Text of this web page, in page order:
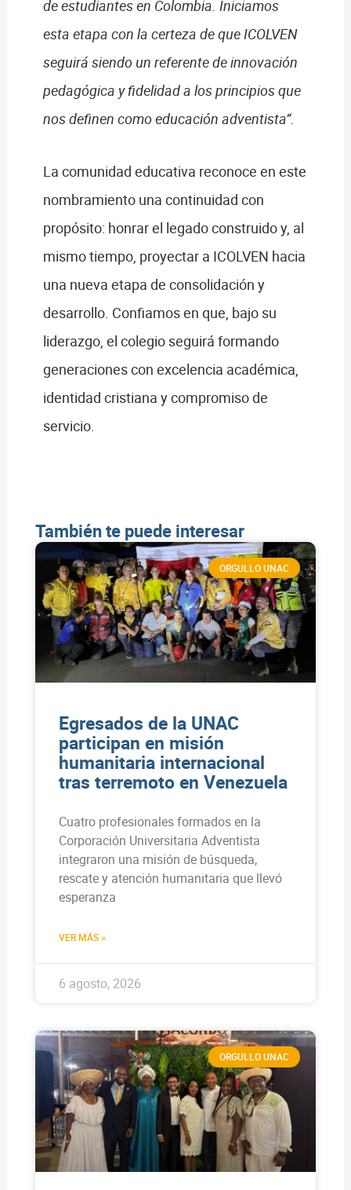
de estudiantes en Colombia. Iniciamos
esta etapa con la certeza de que ICOLVEN
seguirá siendo un referente de innovación
pedagógica y fidelidad a los principios que
nos definen como educación adventista”.
La comunidad educativa reconoce en este
nombramiento una continuidad con
propósito: honrar el legado construido y, al
mismo tiempo, proyectar a ICOLVEN hacia
una nueva etapa de consolidación y
desarrollo. Confiamos en que, bajo su
liderazgo, el colegio seguirá formando
generaciones con excelencia académica,
identidad cristiana y compromiso de
servicio.
También te puede interesar
ORGULLO UNAC
Egresados de la UNAC
participan en misión
humanitaria internacional
tras terremoto en Venezuela
Cuatro profesionales formados en la
Corporación Universitaria Adventista
integraron una misión de búsqueda,
rescate y atención humanitaria que llevó
esperanza
VER MÁS »
6 agosto, 2026
ORGULLO UNAC